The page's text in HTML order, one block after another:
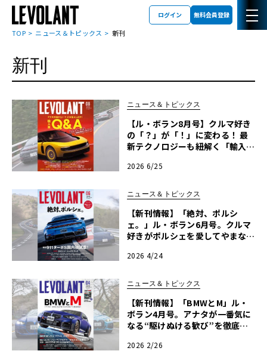
ログイン 無料会員登録
ネコ・パブリッシングから刊行された雑誌・ムック
TOP ニュース＆トピックス 新刊
新刊
ニュース＆トピックス
【ル・ボラン8月号】クルマ好き
の「？」が「！」に変わる！ 最
新テクノロジーも紐解く「輸入車
2026 6/25
ニュース＆トピックス
【新刊情報】「絶対、ポルシ
ェ。」ル・ボラン6月号。クルマ
好きがポルシェを愛してやまな
2026 4/24
ニュース＆トピックス
【新刊情報】「BMWとM」ル・
ボラン4月号。アナタが一番気に
なる“駆けぬける歓び”を徹底検
OOK」つき】
2026 2/26